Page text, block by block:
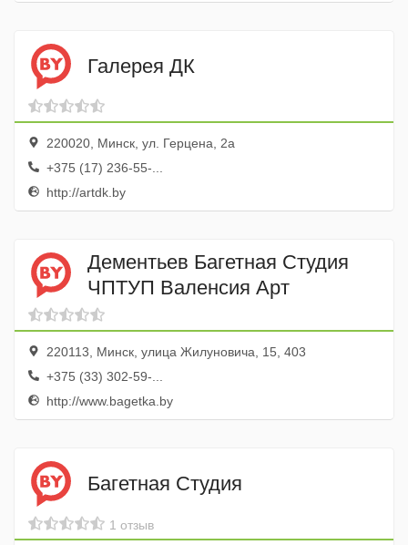
Галерея ДК
220020, Минск, ул. Герцена, 2а
+375 (17) 236-55-...
http://artdk.by
Дементьев Багетная Студия
ЧПТУП Валенсия Арт
220113, Минск, улица Жилуновича, 15, 403
+375 (33) 302-59-...
http://www.bagetka.by
Багетная Студия
1 отзыв